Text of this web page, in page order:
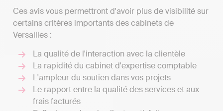
Ces avis vous permettront d'avoir plus de visibilité sur
certains critères importants des cabinets de
Versailles :
La qualité de l'interaction avec la clientèle
La rapidité du cabinet d'expertise comptable
L'ampleur du soutien dans vos projets
Le rapport entre la qualité des services et aux
frais facturés